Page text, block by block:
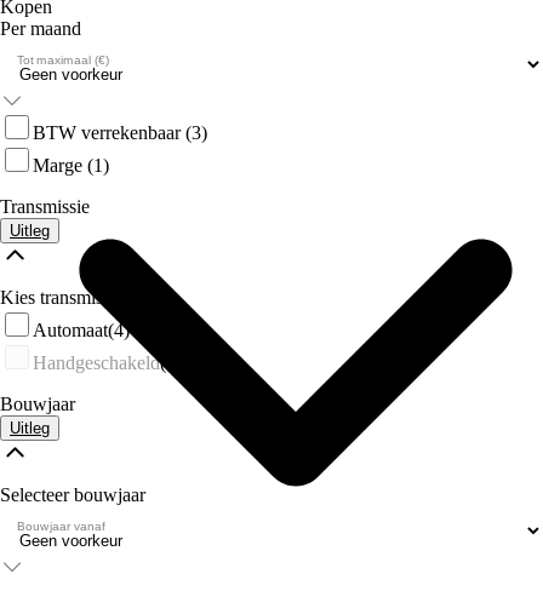
Over Ons
Kopen
Per maand
Tot maximaal (€)
BTW verrekenbaar(3)
Marge (1)
Transmissie
Uitleg
Kies transmissie
Automaat(4)
Handgeschakeld(0)
Bouwjaar
Uitleg
Selecteer bouwjaar
Bouwjaar vanaf